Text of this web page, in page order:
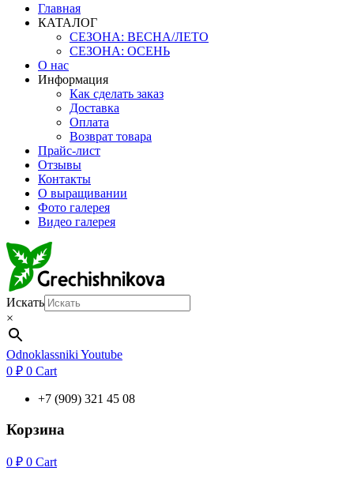
Главная
КАТАЛОГ
СЕЗОНА: ВЕСНА/ЛЕТО
СЕЗОНА: ОСЕНЬ
О нас
Информация
Как сделать заказ
Доставка
Оплата
Возврат товара
Прайс-лист
Отзывы
Контакты
О выращивании
Фото галерея
Видео галерея
Искать
×
Odnoklassniki Youtube
0 ₽ 0 Cart
+7 (909) 321 45 08
Корзина
0 ₽ 0 Cart